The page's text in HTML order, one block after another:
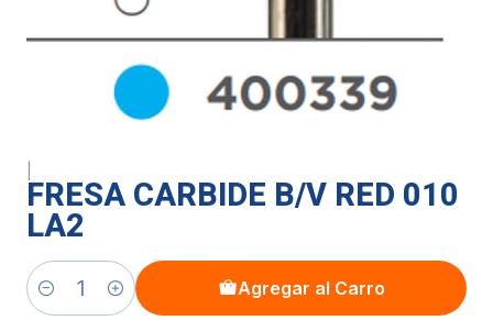
FRESA CARBIDE B/V RED 010
LA2
Cantidad
Agregar al Carro